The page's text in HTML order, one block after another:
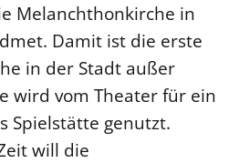
Melanchthonkirche in
Damit ist die erste
in der Stadt außer
wird vom Theater für ein
Spielstätte genutzt.
will die
Gewalt